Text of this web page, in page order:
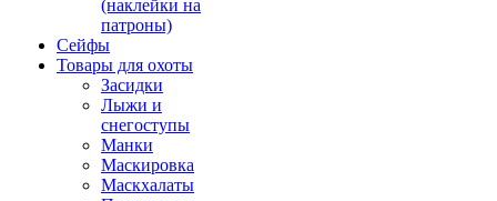
(наклейки на
патроны)
Сейфы
Товары для охоты
Засидки
Лыжи и
снегоступы
Манки
Маскировка
Маскхалаты